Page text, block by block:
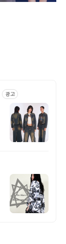
광고